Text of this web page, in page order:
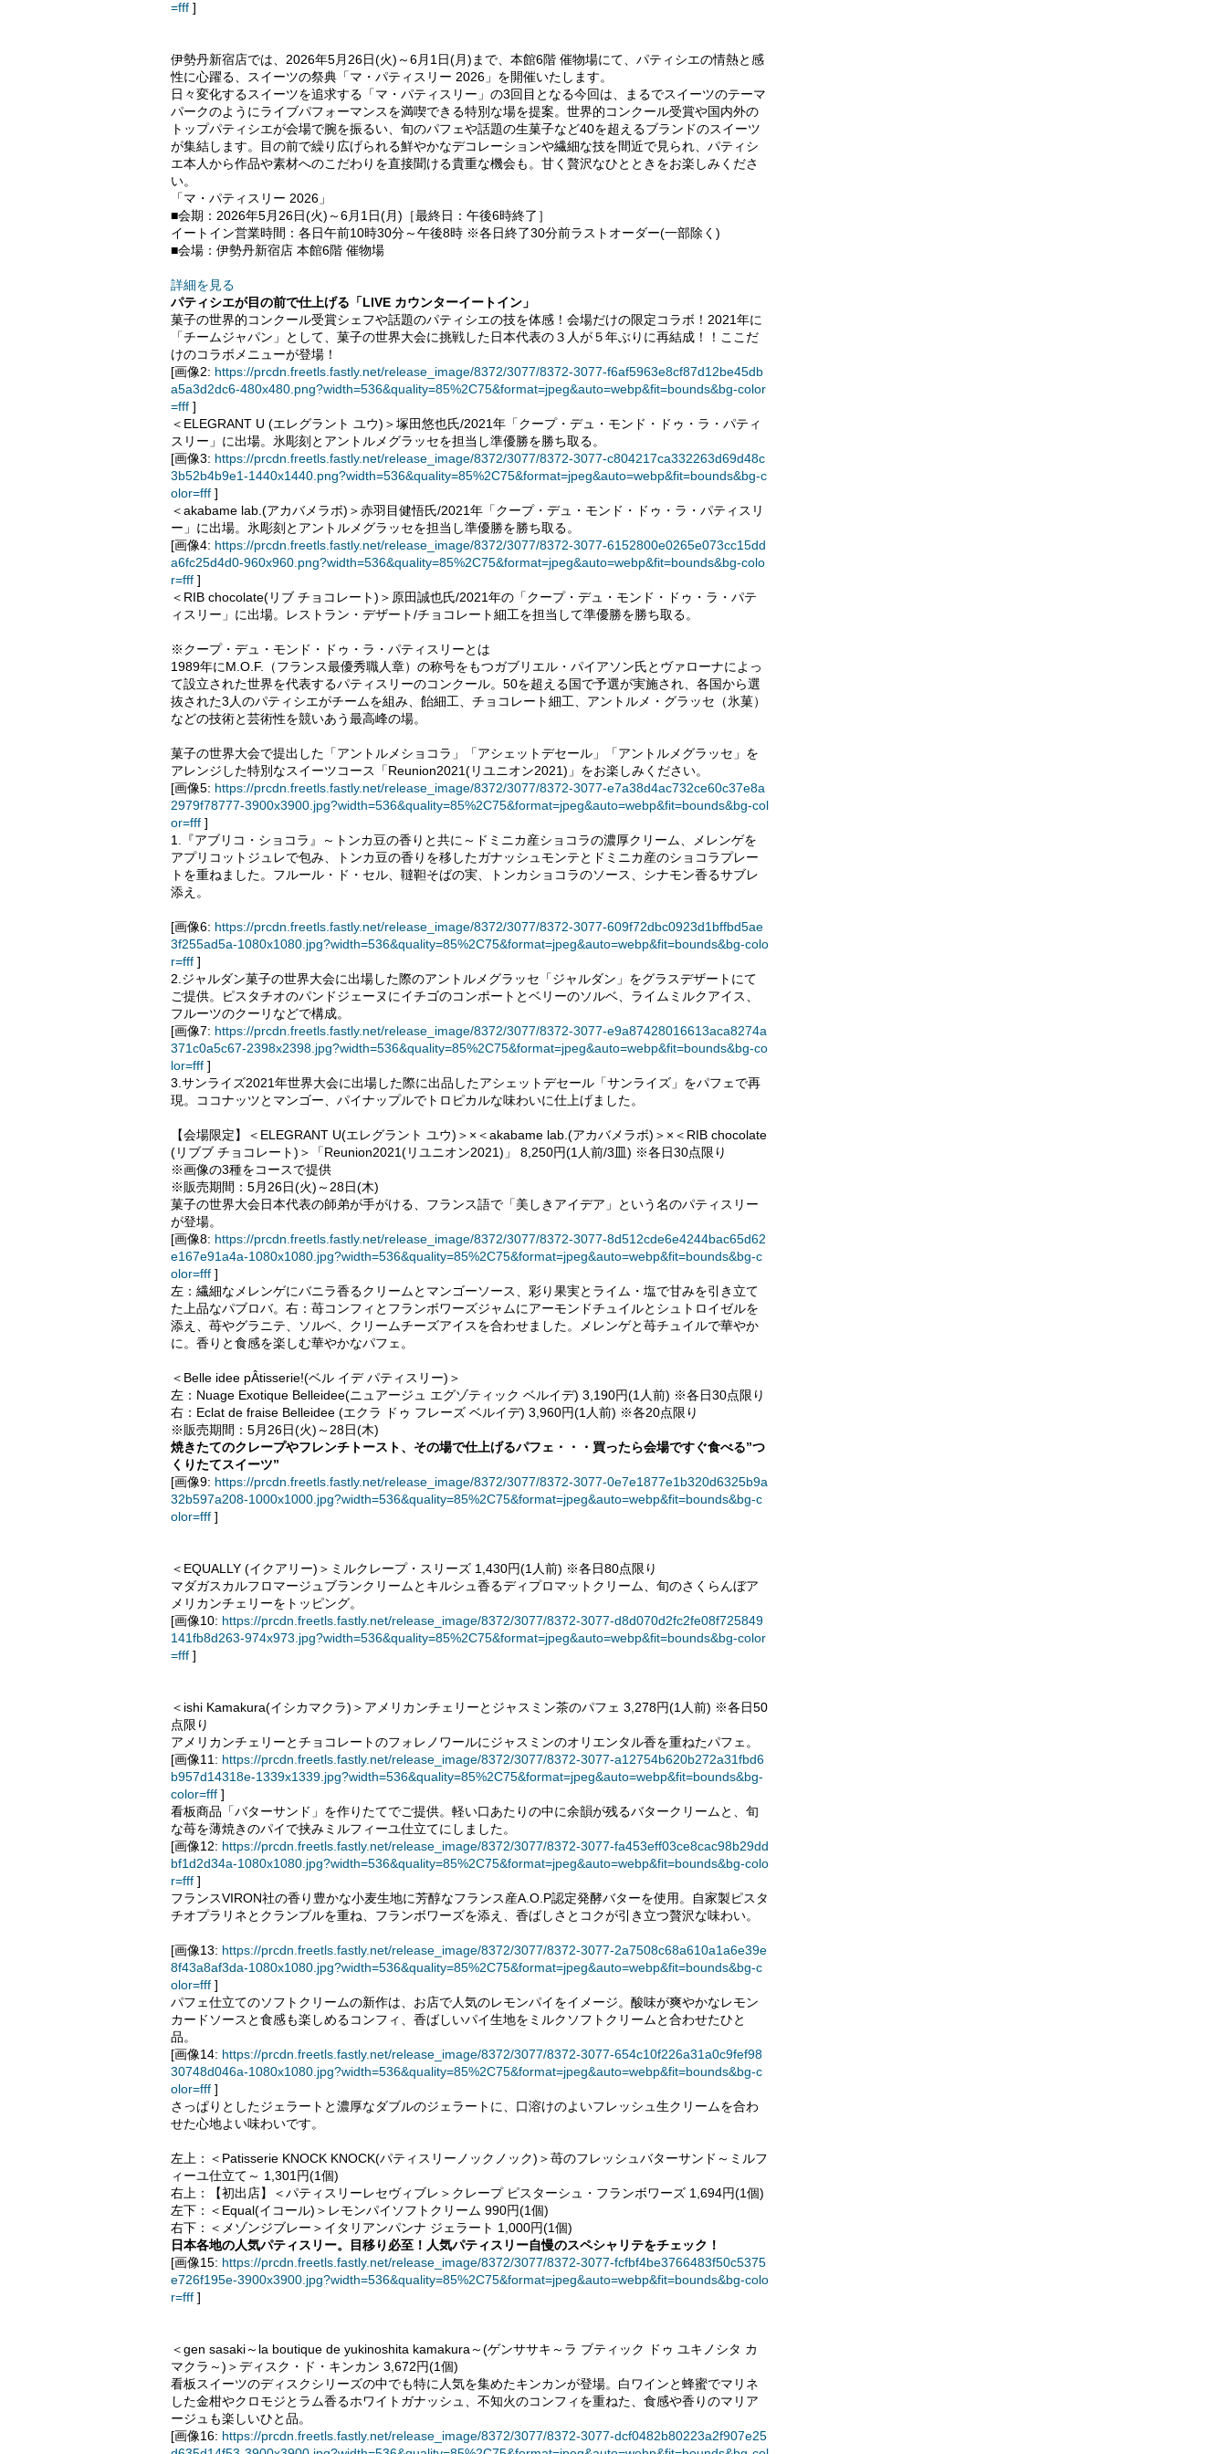
=fff ]
伊勢丹新宿店では、2026年5月26日(火)～6月1日(月)まで、本館6階 催物場にて、パティシエの情熱と感
性に心躍る、スイーツの祭典「マ・パティスリー 2026」を開催いたします。
日々変化するスイーツを追求する「マ・パティスリー」の3回目となる今回は、まるでスイーツのテーマ
パークのようにライブパフォーマンスを満喫できる特別な場を提案。世界的コンクール受賞や国内外の
トップパティシエが会場で腕を振るい、旬のパフェや話題の生菓子など40を超えるブランドのスイーツ
が集結します。目の前で繰り広げられる鮮やかなデコレーションや繊細な技を間近で見られ、パティシ
エ本人から作品や素材へのこだわりを直接聞ける貴重な機会も。甘く贅沢なひとときをお楽しみくださ
い。
「マ・パティスリー 2026」
■会期：2026年5月26日(火)～6月1日(月)［最終日：午後6時終了］
イートイン営業時間：各日午前10時30分～午後8時 ※各日終了30分前ラストオーダー(一部除く)
■会場：伊勢丹新宿店 本館6階 催物場
詳細を見る
パティシエが目の前で仕上げる「LIVE カウンターイートイン」
菓子の世界的コンクール受賞シェフや話題のパティシエの技を体感！会場だけの限定コラボ！2021年に
「チームジャパン」として、菓子の世界大会に挑戦した日本代表の３人が５年ぶりに再結成！！ここだ
けのコラボメニューが登場！
[画像2: https://prcdn.freetls.fastly.net/release_image/8372/3077/8372-3077-f6af5963e8cf87d12be45db
a5a3d2dc6-480x480.png?width=536&quality=85%2C75&format=jpeg&auto=webp&fit=bounds&bg-color
=fff ]
＜ELEGRANT U (エレグラント ユウ)＞塚田悠也氏/2021年「クープ・デュ・モンド・ドゥ・ラ・パティ
スリー」に出場。氷彫刻とアントルメグラッセを担当し準優勝を勝ち取る。
[画像3: https://prcdn.freetls.fastly.net/release_image/8372/3077/8372-3077-c804217ca332263d69d48c
3b52b4b9e1-1440x1440.png?width=536&quality=85%2C75&format=jpeg&auto=webp&fit=bounds&bg-c
olor=fff ]
＜akabame lab.(アカバメラボ)＞赤羽目健悟氏/2021年「クープ・デュ・モンド・ドゥ・ラ・パティスリ
ー」に出場。氷彫刻とアントルメグラッセを担当し準優勝を勝ち取る。
[画像4: https://prcdn.freetls.fastly.net/release_image/8372/3077/8372-3077-6152800e0265e073cc15dd
a6fc25d4d0-960x960.png?width=536&quality=85%2C75&format=jpeg&auto=webp&fit=bounds&bg-colo
r=fff ]
＜RIB chocolate(リブ チョコレート)＞原田誠也氏/2021年の「クープ・デュ・モンド・ドゥ・ラ・パテ
ィスリー」に出場。レストラン・デザート/チョコレート細工を担当して準優勝を勝ち取る。
※クープ・デュ・モンド・ドゥ・ラ・パティスリーとは
1989年にM.O.F.（フランス最優秀職人章）の称号をもつガブリエル・パイアソン氏とヴァローナによっ
て設立された世界を代表するパティスリーのコンクール。50を超える国で予選が実施され、各国から選
抜された3人のパティシエがチームを組み、飴細工、チョコレート細工、アントルメ・グラッセ（氷菓）
などの技術と芸術性を競いあう最高峰の場。
菓子の世界大会で提出した「アントルメショコラ」「アシェットデセール」「アントルメグラッセ」を
アレンジした特別なスイーツコース「Reunion2021(リユニオン2021)」をお楽しみください。
[画像5: https://prcdn.freetls.fastly.net/release_image/8372/3077/8372-3077-e7a38d4ac732ce60c37e8a
2979f78777-3900x3900.jpg?width=536&quality=85%2C75&format=jpeg&auto=webp&fit=bounds&bg-col
or=fff ]
1.『アブリコ・ショコラ』～トンカ豆の香りと共に～ドミニカ産ショコラの濃厚クリーム、メレンゲを
アプリコットジュレで包み、トンカ豆の香りを移したガナッシュモンテとドミニカ産のショコラプレー
トを重ねました。フルール・ド・セル、韃靼そばの実、トンカショコラのソース、シナモン香るサブレ
添え。
[画像6: https://prcdn.freetls.fastly.net/release_image/8372/3077/8372-3077-609f72dbc0923d1bffbd5ae
3f255ad5a-1080x1080.jpg?width=536&quality=85%2C75&format=jpeg&auto=webp&fit=bounds&bg-colo
r=fff ]
2.ジャルダン菓子の世界大会に出場した際のアントルメグラッセ「ジャルダン」をグラスデザートにて
ご提供。ピスタチオのパンドジェーヌにイチゴのコンポートとベリーのソルベ、ライムミルクアイス、
フルーツのクーリなどで構成。
[画像7: https://prcdn.freetls.fastly.net/release_image/8372/3077/8372-3077-e9a87428016613aca8274a
371c0a5c67-2398x2398.jpg?width=536&quality=85%2C75&format=jpeg&auto=webp&fit=bounds&bg-co
lor=fff ]
3.サンライズ2021年世界大会に出場した際に出品したアシェットデセール「サンライズ」をパフェで再
現。ココナッツとマンゴー、パイナップルでトロピカルな味わいに仕上げました。
【会場限定】＜ELEGRANT U(エレグラント ユウ)＞×＜akabame lab.(アカバメラボ)＞×＜RIB chocolate
(リブブ チョコレート)＞「Reunion2021(リユニオン2021)」 8,250円(1人前/3皿) ※各日30点限り
※画像の3種をコースで提供
※販売期間：5月26日(火)～28日(木)
菓子の世界大会日本代表の師弟が手がける、フランス語で「美しきアイデア」という名のパティスリー
が登場。
[画像8: https://prcdn.freetls.fastly.net/release_image/8372/3077/8372-3077-8d512cde6e4244bac65d62
e167e91a4a-1080x1080.jpg?width=536&quality=85%2C75&format=jpeg&auto=webp&fit=bounds&bg-c
olor=fff ]
左：繊細なメレンゲにバニラ香るクリームとマンゴーソース、彩り果実とライム・塩で甘みを引き立て
た上品なパブロバ。右：苺コンフィとフランボワーズジャムにアーモンドチュイルとシュトロイゼルを
添え、苺やグラニテ、ソルベ、クリームチーズアイスを合わせました。メレンゲと苺チュイルで華やか
に。香りと食感を楽しむ華やかなパフェ。
＜Belle idee pÂtisserie!(ベル イデ パティスリー)＞
左：Nuage Exotique Belleidee(ニュアージュ エグゾティック ベルイデ) 3,190円(1人前) ※各日30点限り
右：Eclat de fraise Belleidee (エクラ ドゥ フレーズ ベルイデ) 3,960円(1人前) ※各20点限り
※販売期間：5月26日(火)～28日(木)
焼きたてのクレープやフレンチトースト、その場で仕上げるパフェ・・・買ったら会場ですぐ食べる”つ
くりたてスイーツ”
[画像9: https://prcdn.freetls.fastly.net/release_image/8372/3077/8372-3077-0e7e1877e1b320d6325b9a
32b597a208-1000x1000.jpg?width=536&quality=85%2C75&format=jpeg&auto=webp&fit=bounds&bg-c
olor=fff ]
＜EQUALLY (イクアリー)＞ミルクレープ・スリーズ 1,430円(1人前) ※各日80点限り
マダガスカルフロマージュブランクリームとキルシュ香るディプロマットクリーム、旬のさくらんぼア
メリカンチェリーをトッピング。
[画像10: https://prcdn.freetls.fastly.net/release_image/8372/3077/8372-3077-d8d070d2fc2fe08f725849
141fb8d263-974x973.jpg?width=536&quality=85%2C75&format=jpeg&auto=webp&fit=bounds&bg-color
=fff ]
＜ishi Kamakura(イシカマクラ)＞アメリカンチェリーとジャスミン茶のパフェ 3,278円(1人前) ※各日50
点限り
アメリカンチェリーとチョコレートのフォレノワールにジャスミンのオリエンタル香を重ねたパフェ。
[画像11: https://prcdn.freetls.fastly.net/release_image/8372/3077/8372-3077-a12754b620b272a31fbd6
b957d14318e-1339x1339.jpg?width=536&quality=85%2C75&format=jpeg&auto=webp&fit=bounds&bg-
color=fff ]
看板商品「バターサンド」を作りたてでご提供。軽い口あたりの中に余韻が残るバタークリームと、旬
な苺を薄焼きのパイで挟みミルフィーユ仕立てにしました。
[画像12: https://prcdn.freetls.fastly.net/release_image/8372/3077/8372-3077-fa453eff03ce8cac98b29dd
bf1d2d34a-1080x1080.jpg?width=536&quality=85%2C75&format=jpeg&auto=webp&fit=bounds&bg-colo
r=fff ]
フランスVIRON社の香り豊かな小麦生地に芳醇なフランス産A.O.P認定発酵バターを使用。自家製ピスタ
チオプラリネとクランブルを重ね、フランボワーズを添え、香ばしさとコクが引き立つ贅沢な味わい。
[画像13: https://prcdn.freetls.fastly.net/release_image/8372/3077/8372-3077-2a7508c68a610a1a6e39e
8f43a8af3da-1080x1080.jpg?width=536&quality=85%2C75&format=jpeg&auto=webp&fit=bounds&bg-c
olor=fff ]
パフェ仕立てのソフトクリームの新作は、お店で人気のレモンパイをイメージ。酸味が爽やかなレモン
カードソースと食感も楽しめるコンフィ、香ばしいパイ生地をミルクソフトクリームと合わせたひと
品。
[画像14: https://prcdn.freetls.fastly.net/release_image/8372/3077/8372-3077-654c10f226a31a0c9fef98
30748d046a-1080x1080.jpg?width=536&quality=85%2C75&format=jpeg&auto=webp&fit=bounds&bg-c
olor=fff ]
さっぱりとしたジェラートと濃厚なダブルのジェラートに、口溶けのよいフレッシュ生クリームを合わ
せた心地よい味わいです。
左上：＜Patisserie KNOCK KNOCK(パティスリーノックノック)＞苺のフレッシュバターサンド～ミルフ
ィーユ仕立て～ 1,301円(1個)
右上：【初出店】＜パティスリーレセヴィブレ＞クレープ ピスターシュ・フランボワーズ 1,694円(1個)
左下：＜Equal(イコール)＞レモンパイソフトクリーム 990円(1個)
右下：＜メゾンジブレー＞イタリアンパンナ ジェラート 1,000円(1個)
日本各地の人気パティスリー。目移り必至！人気パティスリー自慢のスペシャリテをチェック！
[画像15: https://prcdn.freetls.fastly.net/release_image/8372/3077/8372-3077-fcfbf4be3766483f50c5375
e726f195e-3900x3900.jpg?width=536&quality=85%2C75&format=jpeg&auto=webp&fit=bounds&bg-colo
r=fff ]
＜gen sasaki～la boutique de yukinoshita kamakura～(ゲンササキ～ラ ブティック ドゥ ユキノシタ カ
マクラ～)＞ディスク・ド・キンカン 3,672円(1個)
看板スイーツのディスクシリーズの中でも特に人気を集めたキンカンが登場。白ワインと蜂蜜でマリネ
した金柑やクロモジとラム香るホワイトガナッシュ、不知火のコンフィを重ねた、食感や香りのマリア
ージュも楽しいひと品。
[画像16: https://prcdn.freetls.fastly.net/release_image/8372/3077/8372-3077-dcf0482b80223a2f907e25